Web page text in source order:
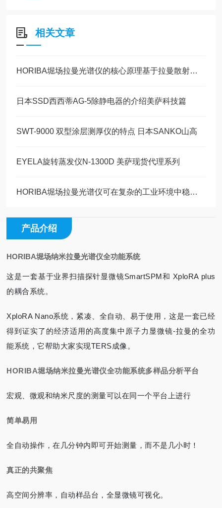
相关文章
HORIBA堀场拉曼光谱仪的核心原理基于拉曼散射效应
日本SSD西西蒂AG-5除静电器的介绍美萨科技篇
SWT-9000 双型涂层测厚仪的特点 日本SANKO山高
EYELA旋转蒸发仪N-1300D 美萨现货代理系列
HORIBA堀场拉曼光谱仪可在复杂的工业环境中稳定运行
产品介绍
HORIBA堀场纳米拉曼光谱仪全功能系统
这是一套基于业界扫描探针显微镜SmartSPM和 XploRA plus
的耦合系统。
XploRA Nano系统，紧凑、全自动、易于使用，这是一套已经
得到证实了的经济适用的高度集中原子力显微镜-拉曼的全功
能系统，它帮助大家实现TERS成像。
HORIBA堀场纳米拉曼光谱仪全功能系统多样品分析平台
宏观、微观和纳米尺度的测量可以在同一个平台上进行
简单易用
全自动操作，在几分钟内即可开始测量，而不是几小时！
真正的共聚焦
高空间分辨率，自动样品台，全显微镜可视化。